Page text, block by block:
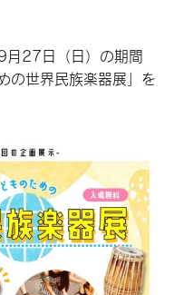
27日（日）の期間
の世界民族楽器展」を